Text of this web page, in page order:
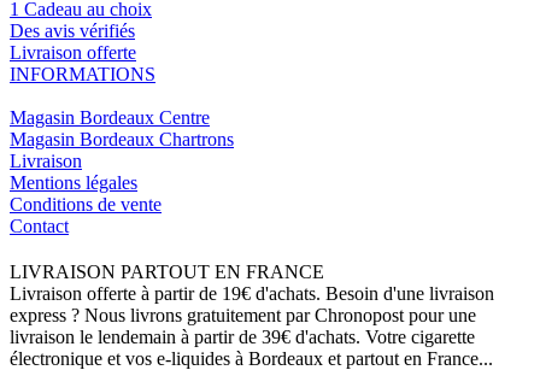
1 Cadeau au choix
Des avis vérifiés
Livraison offerte
INFORMATIONS
Magasin Bordeaux Centre
Magasin Bordeaux Chartrons
Livraison
Mentions légales
Conditions de vente
Contact
LIVRAISON PARTOUT EN FRANCE
Livraison offerte à partir de 19€ d'achats. Besoin d'une livraison
express ? Nous livrons gratuitement par Chronopost pour une
livraison le lendemain à partir de 39€ d'achats. Votre cigarette
électronique et vos e-liquides à Bordeaux et partout en France...